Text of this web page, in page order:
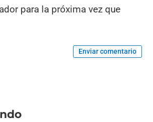
para la próxima vez que
Enviar comentario